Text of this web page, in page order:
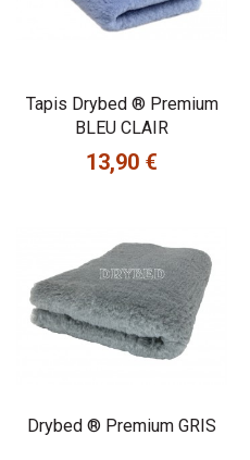
Tapis Drybed ® Premium
BLEU CLAIR
Prix
13,90 €
Drybed ® Premium GRIS